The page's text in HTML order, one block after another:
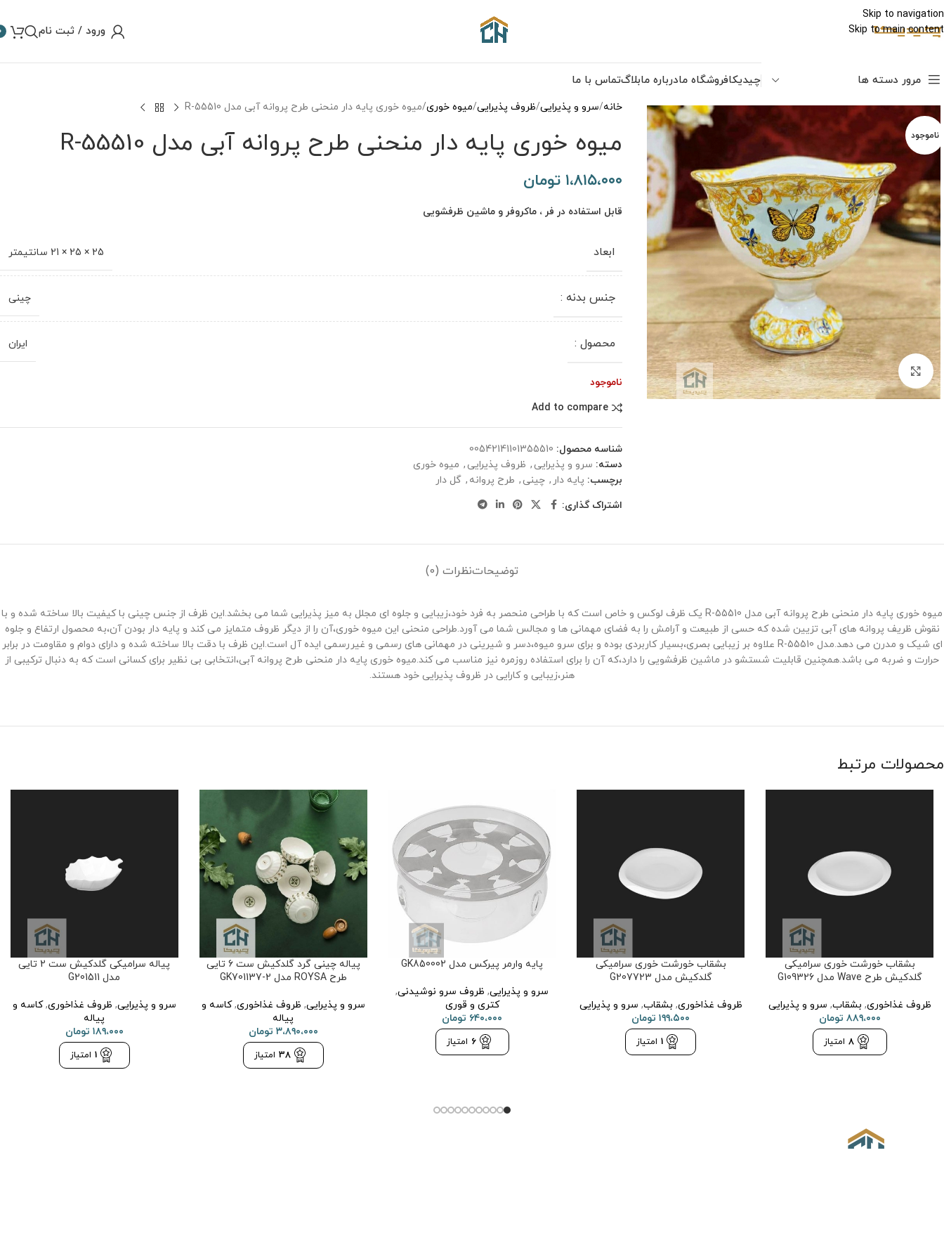
Skip to navigation
Skip to main content
ورود / ثبت نام
مرور دسته ها چیدیکافروشگاه مادرباره مابلاگتماس با ما
ناموجود
برای بزرگنمایی کلیک کنید
خانه سرو و پذیرایی ظروف پذیرایی میوه خوری میوه خوری پایه دار منحنی طرح پروانه آبی مدل R-55510
میوه خوری پایه دار منحنی طرح پروانه آبی مدل R-55510
۱،۸۱۵،۰۰۰ تومان
قابل استفاده در فر ، ماکروفر و ماشین ظرفشویی
ابعاد 25 × 25 × 21 سانتیمتر
جنس بدنه : چینی
محصول : ایران
ناموجود
Add to compare
شناسه محصول: 00542141101355510
دسته: سرو و پذیرایی , ظروف پذیرایی , میوه خوری
برچسب: پایه دار , چینی , طرح پروانه , گل دار
اشتراک گذاری:
توضیحاتنظرات (0)
میوه خوری پایه ‌دار منحنی طرح پروانه آبی مدل R-55510 یک ظرف لوکس و خاص است که با طراحی منحصر به فرد خود،زیبایی و جلوه ‌ای مجلل به میز پذیرایی شما می ‌بخشد.این ظرف از جنس چینی با کیفیت بالا ساخته شده و با
نقوش ظریف پروانه ‌های آبی تزیین شده که حسی از طبیعت و آرامش را به فضای مهمانی ‌ها و مجالس شما می‌ آورد.طراحی منحنی این میوه خوری،آن را از دیگر ظروف متمایز می ‌کند و پایه ‌دار بودن آن،به محصول ارتفاع و جلوه
‌ای شیک و مدرن می ‌دهد.مدل R-55510 علاوه بر زیبایی بصری،بسیار کاربردی بوده و برای سرو میوه،دسر و شیرینی در مهمانی ‌های رسمی و غیررسمی ایده‌ آل است.این ظرف با دقت بالا ساخته شده و دارای دوام و مقاومت در برابر
حرارت و ضربه می‌ باشد.همچنین قابلیت شستشو در ماشین ظرفشویی را دارد،که آن را برای استفاده روزمره نیز مناسب می‌ کند.میوه خوری پایه ‌دار منحنی طرح پروانه آبی،انتخابی بی ‌نظیر برای کسانی است که به دنبال ترکیبی از
هنر،زیبایی و کارایی در ظروف پذیرایی خود هستند.
محصولات مرتبط
بشقاب خورشت خوری سرامیکی
گلدکیش طرح Wave مدل G109326
ظروف غذاخوری, بشقاب, سرو و پذیرایی
۸۸۹،۰۰۰ تومان
8 امتیاز
بشقاب خورشت خوری سرامیکی
گلدکیش مدل G207723
ظروف غذاخوری, بشقاب, سرو و پذیرایی
۱۹۹،۵۰۰ تومان
1 امتیاز
پایه وارمر پیرکس مدل GK850002
سرو و پذیرایی, ظروف سرو نوشیدنی,
کتری و قوری
۶۴۰،۰۰۰ تومان
6 امتیاز
پیاله چینی گرد گلدکیش ست 6 تایی
طرح ROYSA مدل GK701137-2
سرو و پذیرایی, ظروف غذاخوری,کاسه و
پیاله
۳،۸۹۰،۰۰۰ تومان
38 امتیاز
پیاله سرامیکی گلدکیش ست 2 تایی
مدل G201511
سرو و پذیرایی, ظروف غذاخوری,کاسه و
پیاله
۱۸۹،۰۰۰ تومان
1 امتیاز